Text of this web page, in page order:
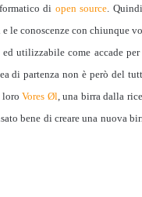
di open source.
le conoscenze con chiunque
utilizzabile come accade
di partenza non è però del
loroVores Øl, una birra dalla
bene di creare una nuova